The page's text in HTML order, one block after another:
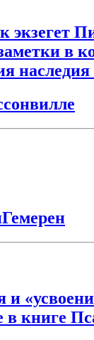
экзегет
в
и
в книге